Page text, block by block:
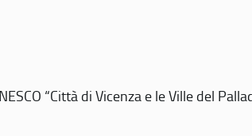
“Città di Vicenza e le Ville del